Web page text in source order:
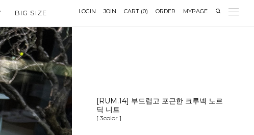
LOGIN JOIN CART (0) ORDER MYPAGE
BIG SIZE
[RUM.14] 부드럽고 포근한 크루넥 노르
딕 니트
[ 3color ]